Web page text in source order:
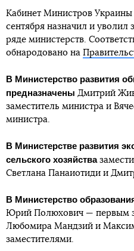
Кабинет Министров Украины
сентября назначил и уволил
ряде министерств.
обнародовано на
В Министерство развития
предназначены Дмитрий
заместитель министра и
министра.
В Министерстве развития
сельского хозяйства
Светлана Панаиотиди и
В Министерство
Юрий Полюхович — первым
Любомира Мандзий и
заместителями.